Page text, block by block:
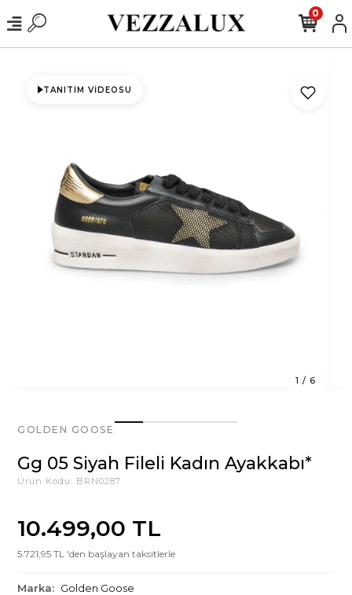
0
TANITIM VIDEOSU
1 / 6
GOLDEN GOOSE
Gg 05 Siyah Fileli Kadın Ayakkabı*
Ürün Kodu: BRN0287
10.499,00 TL
5.721,95 TL 'den başlayan taksitlerle
Marka: Golden Goose